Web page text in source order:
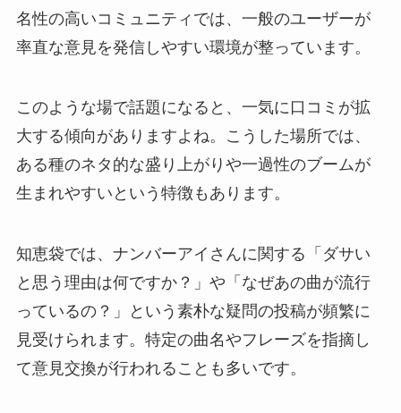
名性の高いコミュニティでは、一般のユーザーが
率直な意見を発信しやすい環境が整っています。
このような場で話題になると、一気に口コミが拡
大する傾向がありますよね。こうした場所では、
ある種のネタ的な盛り上がりや一過性のブームが
生まれやすいという特徴もあります。
知恵袋では、ナンバーアイさんに関する「ダサい
と思う理由は何ですか？」や「なぜあの曲が流行
っているの？」という素朴な疑問の投稿が頻繁に
見受けられます。特定の曲名やフレーズを指摘し
て意見交換が行われることも多いです。